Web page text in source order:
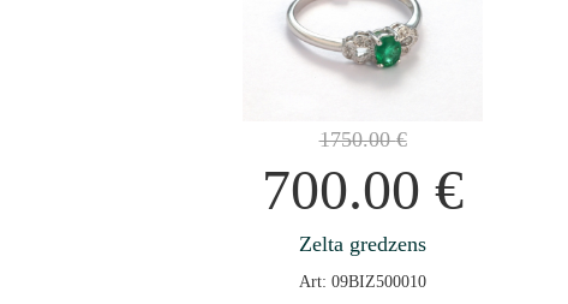
1750.00€
700.00€
Zelta gredzens
Art: 09BIZ500010